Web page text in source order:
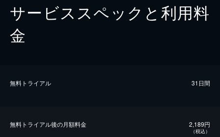
サービススペックと利用料
金
無料トライアル 31日間
無料トライアル後の⽉額料金 2,189円
（税込）